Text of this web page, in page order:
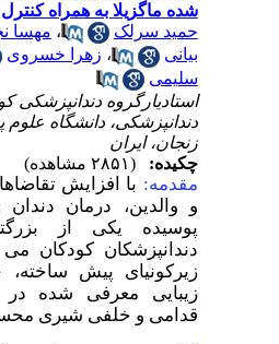
شده ماگزیلا به همراه کنترل
حمید سرلک
،مهسا
بیانی
،زهرا خسروی
سلیمی
استادیارگروه دندانپزشکی
دندانپزشکی، دانشگاه علوم
زنجان، ایران
چکیده:
مقدمه:با افزایش
و والدین، درمان دندان
پوسیده یکی از
دندانپزشکان کودکان
زیرکونیای پیش ساخته،
زیبایی معرفی شده در
قدامی و خلفی شیری